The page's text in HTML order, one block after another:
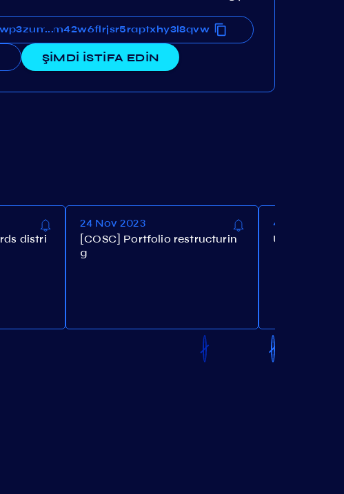
...
ŞİMDİ İSTİFA EDİN
distri
24 Nov 2023
[COSC] Portfolio restructurin
g
4 Nov 2023
Update